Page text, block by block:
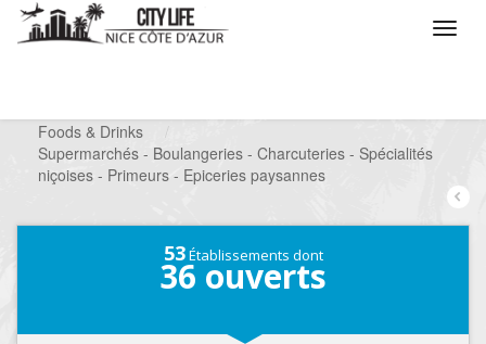
Foods & Drinks
/
Supermarchés - Boulangeries - Charcuteries - Spécialités
niçoises - Primeurs - Epiceries paysannes
53Établissements dont
36 ouverts